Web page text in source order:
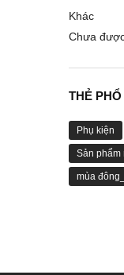
Khác
Chưa
THẺ
Phụ kiện
Sản phẩm
mùa